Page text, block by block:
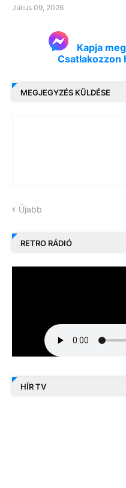
Július 09, 2026
Kapja
Csatlakozzon
MEGJEGYZÉS KÜLDÉSE
Újabb
RETRO RÁDIÓ
HÍR TV